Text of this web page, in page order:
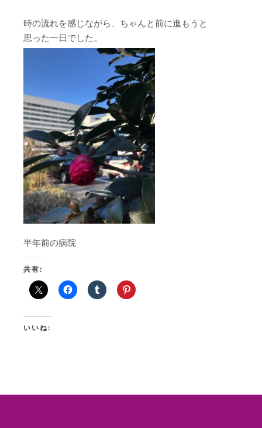
時の流れを感じながら、ちゃんと前に進もうと
思った一日でした。
半年前の病院
共有:
いいね: